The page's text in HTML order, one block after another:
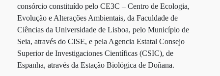
consórcio constituído pelo CE3C – Centro de Ecologia,
Evolução e Alterações Ambientais, da Faculdade de
Ciências da Universidade de Lisboa, pelo Município de
Seia, através do CISE, e pela Agencia Estatal Consejo
Superior de Investigaciones Científicas (CSIC), de
Espanha, através da Estação Biológica de Doñana.